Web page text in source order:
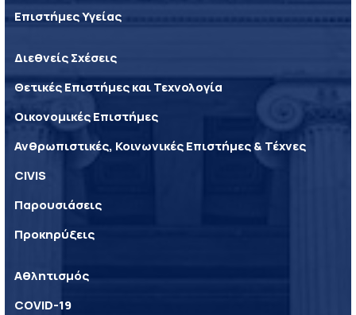
Επιστήμες Υγείας
Διεθνείς Σχέσεις
Θετικές Επιστήμες και Τεχνολογία
Οικονομικές Επιστήμες
Ανθρωπιστικές, Κοινωνικές Επιστήμες & Τέχνες
CIVIS
Παρουσιάσεις
Προκηρύξεις
Αθλητισμός
COVID-19